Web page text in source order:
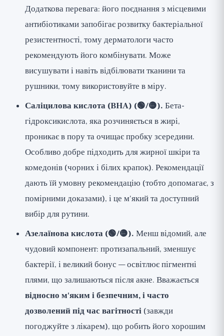
Додаткова перевага: його поєднання з місцевими
антибіотиками запобігає розвитку бактеріальної
резистентності, тому дерматологи часто
рекомендують його комбінувати. Може
висушувати і навіть відбілювати тканини та
рушники, тому використовуйте в міру.
Саліцилова кислота (BHA) (🟢/🟡). Бета-
гідроксикислота, яка розчиняється в жирі,
проникає в пору та очищає пробку зсередини.
Особливо добре підходить для жирної шкіри та
комедонів (чорних і білих крапок). Рекомендації
дають їй умовну рекомендацію (тобто допомагає, з
помірними доказами), і це м'який та доступний
вибір для рутини.
Азелаїнова кислота (🟢/🟡). Менш відомий, але
чудовий компонент: протизапальний, зменшує
бактерії, і великий бонус — освітлює пігментні
плями, що залишаються після акне. Вважається
відносно м'яким і безпечним, і часто
дозволений під час вагітності (завжди
погоджуйте з лікарем), що робить його хорошим